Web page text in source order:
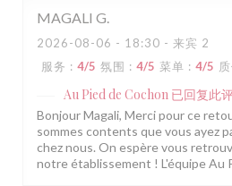
MAGALI G
2026-08-06 - 18:30 - 来宾 2
服务 : 4/5 氛围 : 4/5 菜单 : 4/5
Au Pied de Cochon 已回复此
Bonjour Magali, Merci pour ce
sommes contents que vous ayez
chez nous. On espère vous
notre établissement ! L'équipe Au